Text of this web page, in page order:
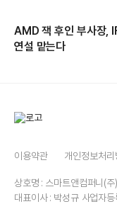
AMD 잭 후인 부사장,
연설 맡는다
이용약관 개인정보처리
상호명 : 스마트앤컴퍼니(주)
대표이사 : 박성규 사업자